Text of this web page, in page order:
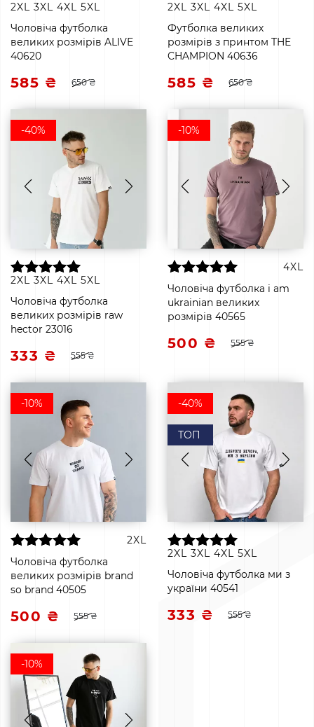
2XL 3XL 4XL 5XL
Чоловіча футболка
великих розмірів ALIVE
40620
585 ₴ 650 ₴
2XL 3XL 4XL 5XL
Футболка великих
розмірів з принтом THE
CHAMPION 40636
585 ₴ 650 ₴
-40%
2XL 3XL 4XL 5XL
Чоловіча футболка
великих розмірів raw
hector 23016
333 ₴ 555 ₴
-10%
4XL
Чоловіча футболка i am
ukrainian великих
розмірів 40565
500 ₴ 555 ₴
-10%
2XL
Чоловіча футболка
великих розмірів brand
so brand 40505
500 ₴ 555 ₴
-40%
ТОП
2XL 3XL 4XL 5XL
Чоловіча футболка ми з
україни 40541
333 ₴ 555 ₴
-10%